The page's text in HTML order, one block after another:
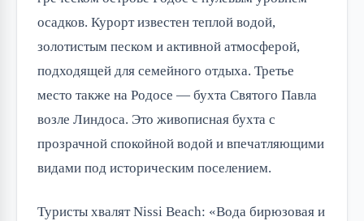
осадков. Курорт известен теплой водой,
золотистым песком и активной атмосферой,
подходящей для семейного отдыха. Третье
место также на Родосе — бухта Святого Павла
возле Линдоса. Это живописная бухта с
прозрачной спокойной водой и впечатляющими
видами под историческим поселением.
Туристы хвалят Nissi Beach: «Вода бирюзовая и